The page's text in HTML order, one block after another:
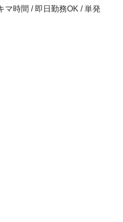
マ時間 / 即日勤務OK / 単発